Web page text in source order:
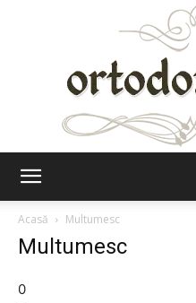
Acasă
Multumesc
Multumesc
0